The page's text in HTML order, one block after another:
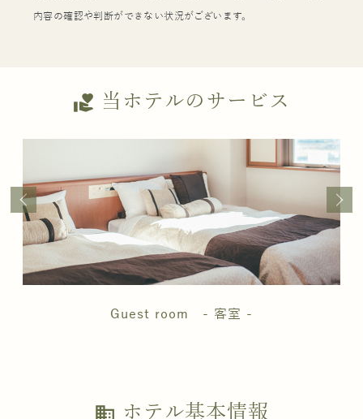
内容の確認や判断ができない状況がございます。
volunteer_activism 当ホテルのサービス
Guest room - 客室 -
business ホテル基本情報